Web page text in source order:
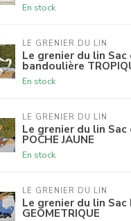
En stock
LE GRENIER DU LIN
Le grenier du lin Sac
bandoulière
En stock
LE GRENIER DU LIN
Le grenier du lin Sac
POCHE JAUNE
En stock
LE GRENIER DU LIN
Le grenier du lin Sac
GEOMETRIQUE